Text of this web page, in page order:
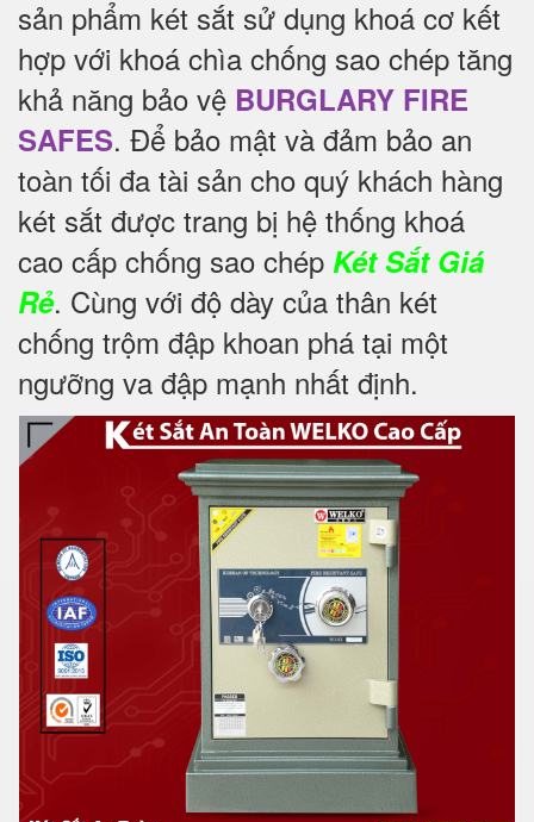
sản phẩm két sắt sử dụng khoá cơ kết
hợp với khoá chìa chống sao chép tăng
khả năng bảo vệ BURGLARY FIRE
SAFES. Để bảo mật và đảm bảo an
toàn tối đa tài sản cho quý khách hàng
két sắt được trang bị hệ thống khoá
cao cấp chống sao chép Két Sắt Giá
Rẻ. Cùng với độ dày của thân két
chống trộm đập khoan phá tại một
ngưỡng va đập mạnh nhất định.